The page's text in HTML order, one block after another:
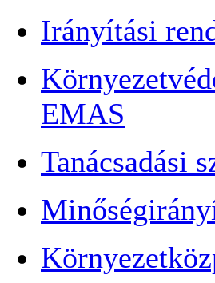
Irányítási
EMAS
Tanácsadási